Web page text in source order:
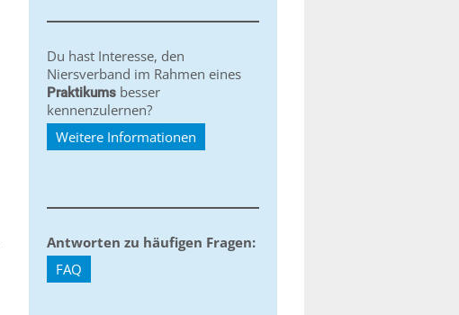
Du hast Interesse, den
Niersverband im Rahmen eines
Praktikums besser
kennenzulernen?
Weitere Informationen
Antworten zu häufigen Fragen:
FAQ